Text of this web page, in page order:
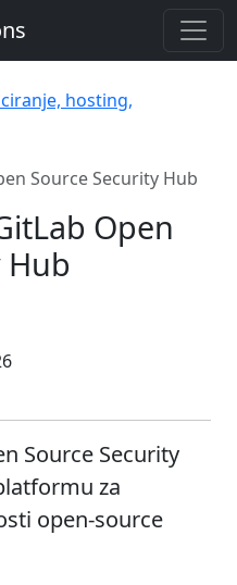
hosting,
Source Security Hub
Open
Hub
Source Security
za
open-source